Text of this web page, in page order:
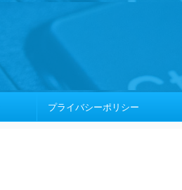
プライバシーポリシー